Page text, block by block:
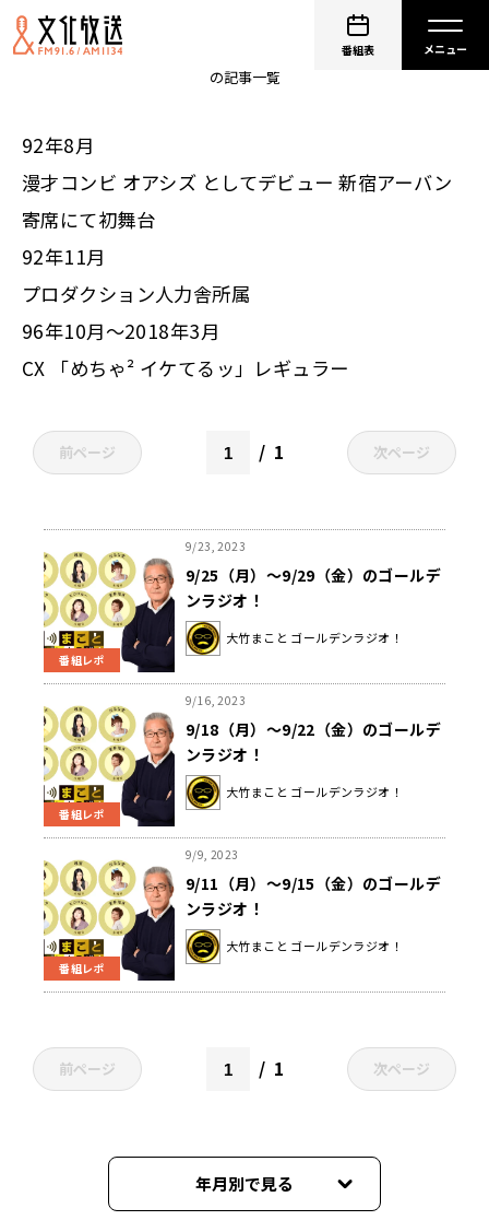
番組表
の記事一覧
92年8月
漫才コンビ オアシズ としてデビュー 新宿アーバン
寄席にて初舞台
92年11月
プロダクション人力舎所属
96年10月～2018年3月
CX 「めちゃ² イケてるッ」レギュラー
前ページ 1 次ページ
番組レポ
9/23, 2023
9/25（月）～9/29（金）のゴールデ
ンラジオ！
大竹まこと ゴールデンラジオ！
番組レポ
9/16, 2023
9/18（月）～9/22（金）のゴールデ
ンラジオ！
大竹まこと ゴールデンラジオ！
番組レポ
9/9, 2023
9/11（月）～9/15（金）のゴールデ
ンラジオ！
大竹まこと ゴールデンラジオ！
前ページ 1 次ページ
年月別で見る